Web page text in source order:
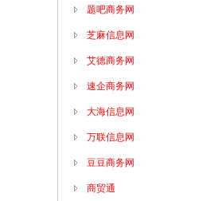
题吧商务网
芝麻信息网
艾德商务网
速企商务网
大海信息网
万联信息网
豆豆商务网
商贸通